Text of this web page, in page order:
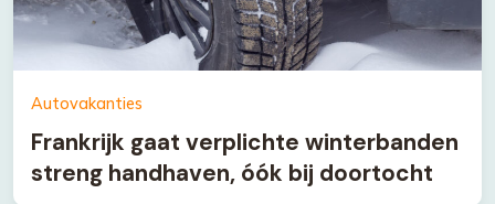
Autovakanties
Frankrijk gaat verplichte winterbanden
streng handhaven, óók bij doortocht